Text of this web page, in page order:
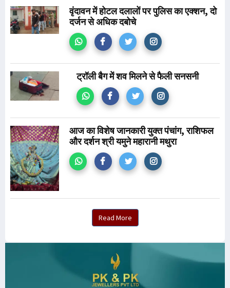
वृंदावन में होटल दलालों पर पुलिस का एक्शन, दो
दर्जन से अधिक दबोचे
ट्रॉली बैग में शव मिलने से फैली सनसनी
आज का विशेष जानकारी युक्त पंचांग, राशिफल
और दर्शन श्री यमुने महारानी मथुरा
Read More